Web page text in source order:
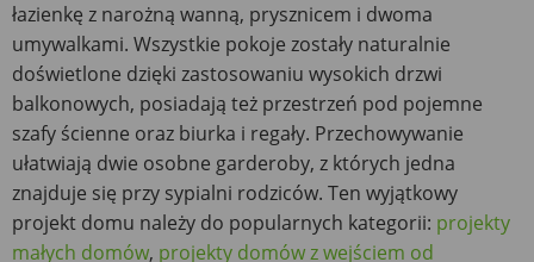
łazienkę z narożną wanną, prysznicem i dwoma
umywalkami. Wszystkie pokoje zostały naturalnie
doświetlone dzięki zastosowaniu wysokich drzwi
balkonowych, posiadają też przestrzeń pod pojemne
szafy ścienne oraz biurka i regały. Przechowywanie
ułatwiają dwie osobne garderoby, z których jedna
znajduje się przy sypialni rodziców. Ten wyjątkowy
projekt domu należy do popularnych kategorii: projekty
małych domów, projekty domów z wejściem od